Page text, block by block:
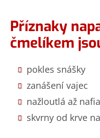
Příznaky
čmelíkem
pokles snášky
zanášení vajec
nažloutlá až
skvrny od krve